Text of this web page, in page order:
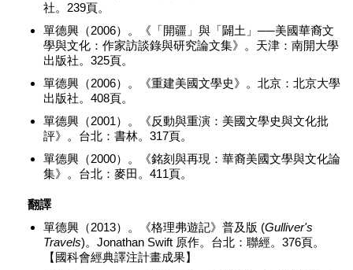
社。239頁。
單德興（2006）。《「開疆」與「闢土」──美國華裔文
學與文化：作家訪談錄與研究論文集》。天津：南開大學
出版社。325頁。
單德興（2006）。《重建美國文學史》。北京：北京大學
出版社。408頁。
單德興（2001）。《反動與重演：美國文學史與文化批
評》。台北：書林。317頁。
單德興（2000）。《銘刻與再現：華裔美國文學與文化論
集》。台北：麥田。411頁。
翻譯
單德興（2013）。《格理弗遊記》普及版 (Gulliver's
Travels)。Jonathan Swift 原作。台北：聯經。376頁。
【國科會經典譯注計畫成果】